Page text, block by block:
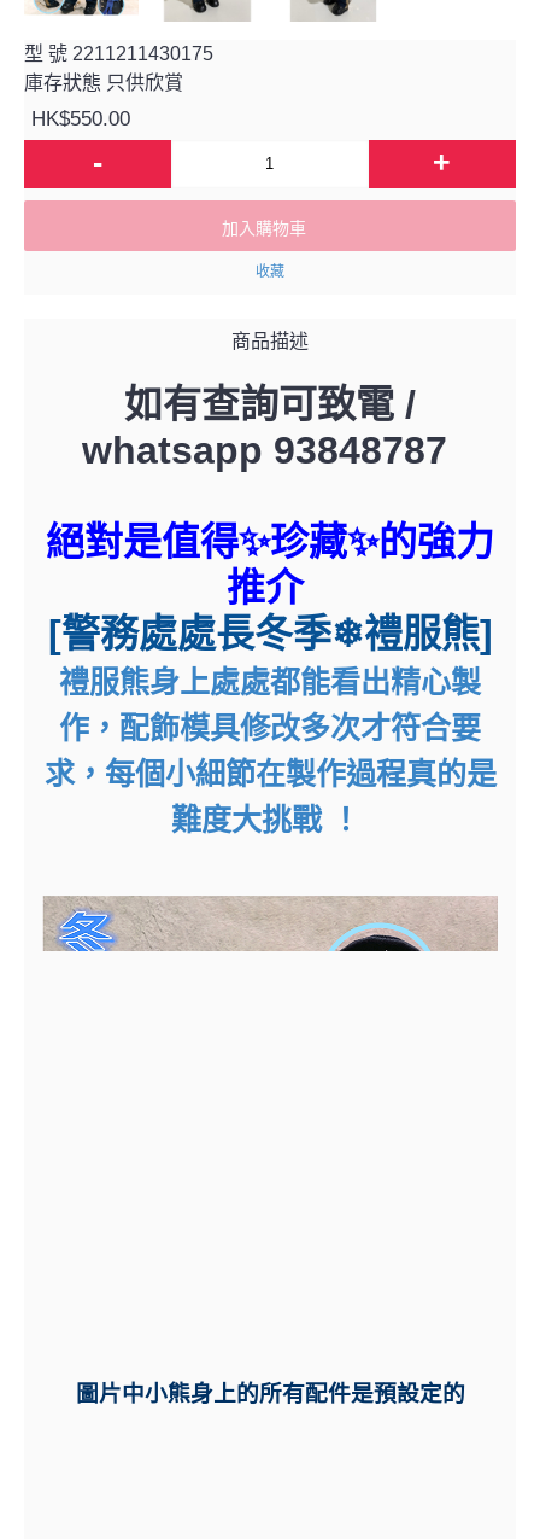
型 號 2211211430175
庫存狀態 只供欣賞
HK$550.00
- +
加入購物車
收藏
商品描述
如有查詢可致電 /
whatsapp 93848787
絕對是值得✨珍藏✨的強力
推介
[警務處處長冬季❄禮服熊]
禮服熊身上處處都能看出精心製
作，配飾模具修改多次才符合要
求，每個小細節在製作過程真的是
難度大挑戰 ！
圖片中小熊身上的所有配件是預設定的